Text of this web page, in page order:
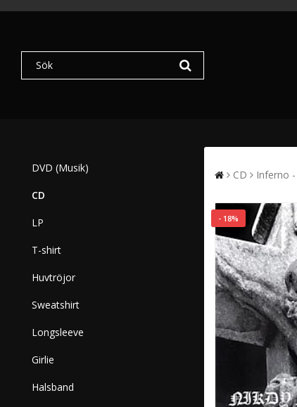
DVD (Musik)
CD
LP
T-shirt
Huvtröjor
Sweatshirt
Longsleeve
Girlie
Halsband
CD Inferno
- 18%